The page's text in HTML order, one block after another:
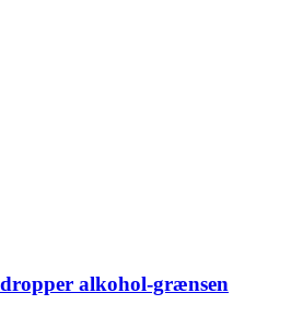
alkohol-grænsen